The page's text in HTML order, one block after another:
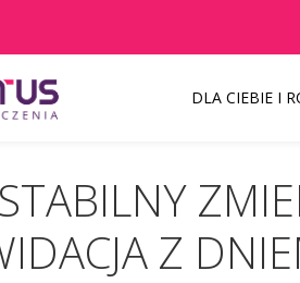
DLA CIEBIE I
Z